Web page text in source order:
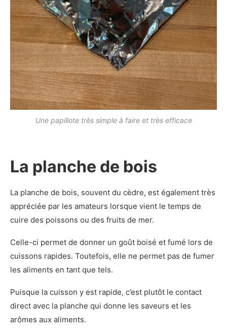
Une papillote très simple à faire et très efficace
La planche de bois
La planche de bois, souvent du cèdre, est également très
appréciée par les amateurs lorsque vient le temps de
cuire des poissons ou des fruits de mer.
Celle-ci permet de donner un goût boisé et fumé lors de
cuissons rapides. Toutefois, elle ne permet pas de fumer
les aliments en tant que tels.
Puisque la cuisson y est rapide, c’est plutôt le contact
direct avec la planche qui donne les saveurs et les
arômes aux aliments.